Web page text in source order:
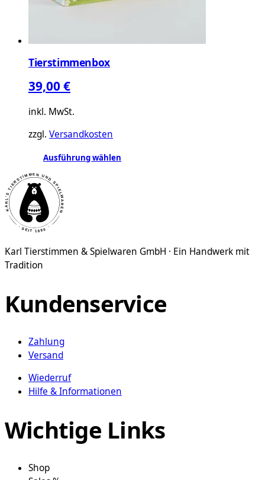
Tierstimmenbox
39,00€
inkl. MwSt.
zzgl. Versandkosten
Ausführung wählen
Optionen
der
Produktseite
Karl Tierstimmen & Spielwaren GmbH · Ein Handwerk mit
Tradition
Kundenservice
Zahlung
Versand
Wiederruf
Hilfe & Informationen
Wichtige Links
Shop